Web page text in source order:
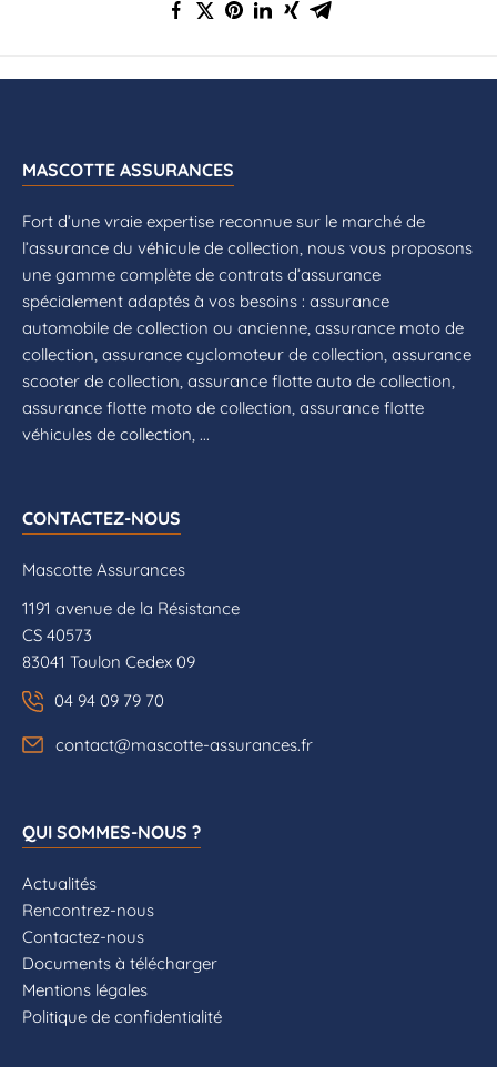
MASCOTTE ASSURANCES
Fort d’une vraie expertise reconnue sur le marché de
l’assurance du véhicule de collection, nous vous proposons
une gamme complète de contrats d’assurance
spécialement adaptés à vos besoins : assurance
automobile de collection ou ancienne, assurance moto de
collection, assurance cyclomoteur de collection, assurance
scooter de collection, assurance flotte auto de collection,
assurance flotte moto de collection, assurance flotte
véhicules de collection, ...
CONTACTEZ-NOUS
Mascotte Assurances
1191 avenue de la Résistance
CS 40573
83041 Toulon Cedex 09
04 94 09 79 70
contact@mascotte-assurances.fr
QUI SOMMES-NOUS ?
Actualités
Rencontrez-nous
Contactez-nous
Documents à télécharger
Mentions légales
Politique de confidentialité